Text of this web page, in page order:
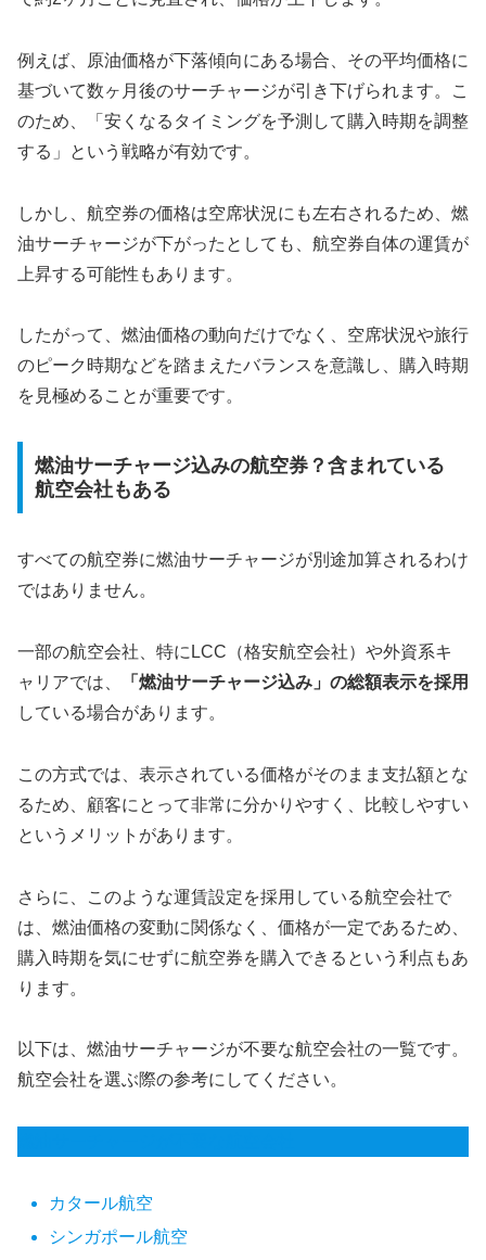
例えば、原油価格が下落傾向にある場合、その平均価格に
基づいて数ヶ月後のサーチャージが引き下げられます。こ
のため、「安くなるタイミングを予測して購入時期を調整
する」という戦略が有効です。
しかし、航空券の価格は空席状況にも左右されるため、燃
油サーチャージが下がったとしても、航空券自体の運賃が
上昇する可能性もあります。
したがって、燃油価格の動向だけでなく、空席状況や旅行
のピーク時期などを踏まえたバランスを意識し、購入時期
を見極めることが重要です。
燃油サーチャージ込みの航空券？含まれている
航空会社もある
すべての航空券に燃油サーチャージが別途加算されるわけ
ではありません。
一部の航空会社、特にLCC（格安航空会社）や外資系キ
ャリアでは、
「燃油サーチャージ込み」の総額表示を採用
している場合があります。
この方式では、表示されている価格がそのまま支払額とな
るため、顧客にとって非常に分かりやすく、比較しやすい
というメリットがあります。
さらに、このような運賃設定を採用している航空会社で
は、燃油価格の変動に関係なく、価格が一定であるため、
購入時期を気にせずに航空券を購入できるという利点もあ
ります。
以下は、燃油サーチャージが不要な航空会社の一覧です。
航空会社を選ぶ際の参考にしてください。
カタール航空
シンガポール航空